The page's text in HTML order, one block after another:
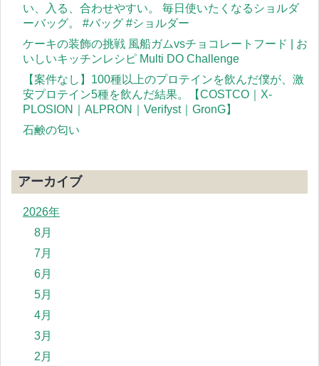
い、入る、合わせやすい。 毎日使いたくなるショルダ
ーバッグ。 #バッグ #ショルダー
ケーキの装飾の挑戦 風船ガムvsチョコレートフード | お
いしいキッチンレシピ Multi DO Challenge
【案件なし】100種以上のプロテインを飲んだ僕が、激
安プロテイン5種を飲んだ結果。【COSTCO｜X-
PLOSION｜ALPRON｜Verifyst｜GronG】
石鹸の匂い
アーカイブ
2026年
8月
7月
6月
5月
4月
3月
2月